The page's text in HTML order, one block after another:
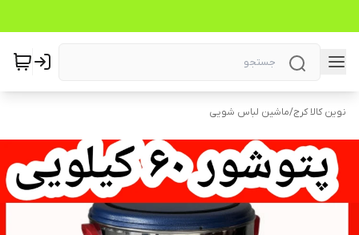
نوین کالا کرج/ماشین لباس شویی